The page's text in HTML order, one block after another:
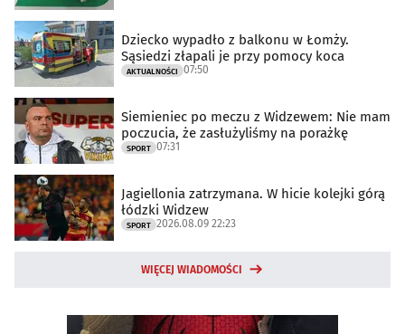
Dziecko wypadło z balkonu w Łomży.
Sąsiedzi złapali je przy pomocy koca
AKTUALNOŚCI 07:50
Siemieniec po meczu z Widzewem: Nie mam
poczucia, że zasłużyliśmy na porażkę
SPORT 07:31
Jagiellonia zatrzymana. W hicie kolejki górą
łódzki Widzew
SPORT 2026.08.09 22:23
WIĘCEJ WIADOMOŚCI